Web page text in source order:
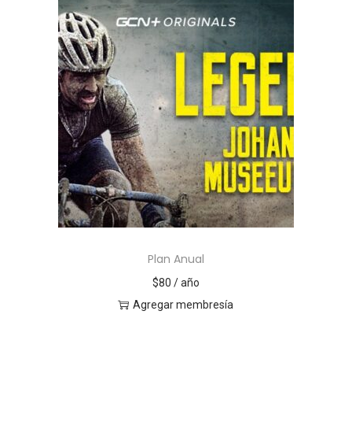
Plan Anual
$80 / año
Agregar membresía